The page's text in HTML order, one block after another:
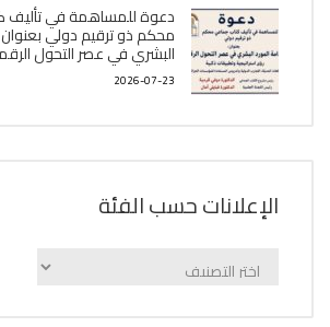
دعوة للمساهمة في تأليف
محكم ذو ترقيم دولي
البشري في عصر التحول
2026-07-23
الإعلانات حسب الفئة
الإعلانات